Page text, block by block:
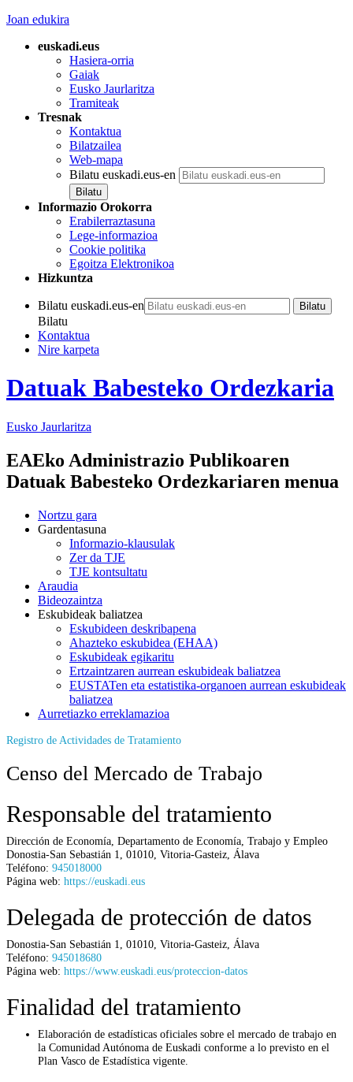
Joan edukira
euskadi.eus
Hasiera-orria
Gaiak
Eusko Jaurlaritza
Tramiteak
Tresnak
Kontaktua
Bilatzailea
Web-mapa
Bilatu euskadi.eus-en
Informazio Orokorra
Erabilerraztasuna
Lege-informazioa
Cookie politika
Egoitza Elektronikoa
Hizkuntza
Bilatu euskadi.eus-en
Bilatu
Kontaktua
Nire karpeta
Datuak Babesteko Ordezkaria
Eusko Jaurlaritza
EAEko Administrazio Publikoaren
Datuak Babesteko Ordezkariaren menua
Nortzu gara
Gardentasuna
Informazio-klausulak
Zer da TJE
TJE kontsultatu
Araudia
Bideozaintza
Eskubideak baliatzea
Eskubideen deskribapena
Ahazteko eskubidea (EHAA)
Eskubideak egikaritu
Ertzaintzaren aurrean eskubideak baliatzea
EUSTATen eta estatistika-organoen aurrean eskubideak
baliatzea
Aurretiazko erreklamazioa
Registro de Actividades de Tratamiento
Censo del Mercado de Trabajo
Responsable del tratamiento
Dirección de Economía, Departamento de Economía, Trabajo y Empleo
Donostia-San Sebastián 1
01010 Vitoria-Gasteiz Álava
Teléfono: 945018000
Página web: https://euskadi.eus
Delegada de protección de datos
Donostia-San Sebastián 1 01010 Vitoria-Gasteiz Álava
Teléfono: 945018680
Página web: https://www.euskadi.eus/proteccion-datos
Finalidad del tratamiento
Elaboración de estadísticas oficiales sobre el mercado de trabajo en
la Comunidad Autónoma de Euskadi conforme a lo previsto en el
Plan Vasco de Estadística vigente.